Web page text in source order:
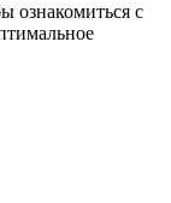
ознакомиться с